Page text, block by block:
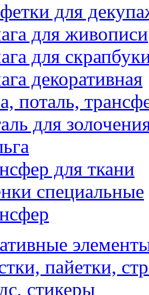
для
для живописи
для
декоративная
поталь,
для
для ткани
специальные
пайетки,
стикеры